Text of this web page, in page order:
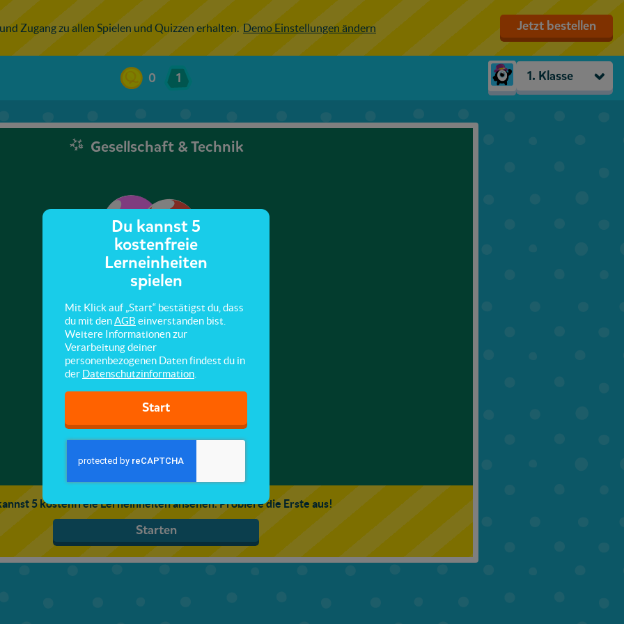
Zugang zu allen Spielen und Quizzen erhalten. Demo Einstellungen ändern Jetzt bestellen
0 1 1. Klasse
Gesellschaft & Technik
Kunststoff
Hier lernst du, was für Kunststoffe es gibt und
wofür man sie verwendet.
5 kostenfreie Lerneinheiten ansehen. Probiere die Erste aus!
Starten
Du kannst 5
kostenfreie
Lerneinheiten
spielen
Mit Klick auf „Start“ bestätigst du, dass
du mit denAGB einverstanden bist.
Weitere Informationen zur
Verarbeitung deiner
personenbezogenen Daten findest du in
der Datenschutzinformation
Start